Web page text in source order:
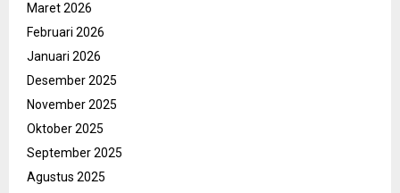
Maret 2026
Februari 2026
Januari 2026
Desember 2025
November 2025
Oktober 2025
September 2025
Agustus 2025